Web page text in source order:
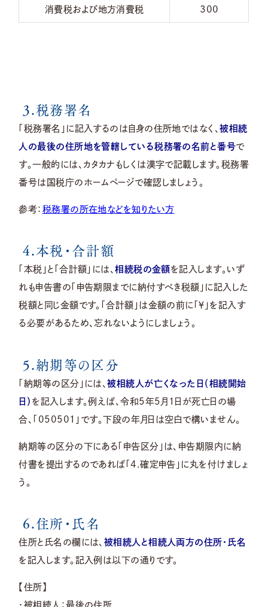
消費税および地方消費税 300
3.税務署名
「税務署名」に記入するのは自身の住所地ではなく、被相続
人の最後の住所地を管轄している税務署の名前と番号で
す。一般的には、カタカナもしくは漢字で記載します。税務署
番号は国税庁のホームページで確認しましょう。
参考： 税務署の所在地などを知りたい方
4.本税・合計額
「本税」と「合計額」には、相続税の金額を記入します。いず
れも申告書の「申告期限までに納付すべき税額」に記入した
税額と同じ金額です。「合計額」は金額の前に「￥」を記入す
る必要があるため、忘れないようにしましょう。
5.納期等の区分
「納期等の区分」には、被相続人が亡くなった日（相続開始
日） を記入します。例えば、令和5年5月1日が死亡日の場
合、「050501」です。下段の年月日は空白で構いません。
納期等の区分の下にある「申告区分」は、申告期限内に納
付書を提出するのであれば「4.確定申告」に丸を付けましょ
う。
6.住所・氏名
住所と氏名の欄には、 被相続人と相続人両方の住所・氏名
を記入します。記入例は以下の通りです。
【住所】